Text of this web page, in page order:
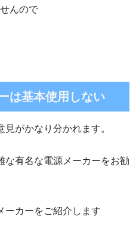
んので
は基本使用しない
がかなり分かれます。
な有名な電源メーカーをお勧
ーカーをご紹介します